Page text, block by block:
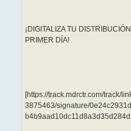
¡DIGITALIZA TU
PRIMER DÍA!
[https://track.mdrctr.com/track/
3875463/signature/